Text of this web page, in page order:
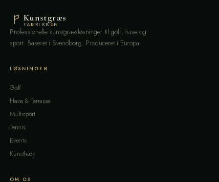
Kunstgræs
FABRIKKEN
Professionelle kunstgræsløsninger til golf, have og
sport. Baseret i Svendborg. Produceret i Europa.
LØSNINGER
Golf
Have & Terrasse
Multisport
Tennis
Events
Kunsthæk
OM OS